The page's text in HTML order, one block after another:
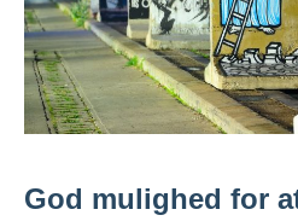
God mulighed for